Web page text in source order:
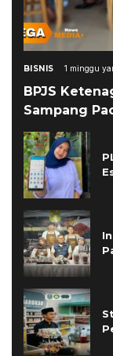
BISNIS 1 minggu
BPJS
Sampang